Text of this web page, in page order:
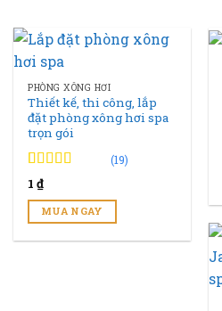
PHÒNG XÔNG HƠI
Thiết kế, thi công, lắp
đặt phòng xông hơi spa
trọn gói
4.89
19
đánh giá
(19)
1₫
MUA NGAY